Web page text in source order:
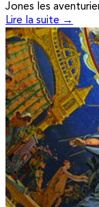
Jones les
Lire la suite →